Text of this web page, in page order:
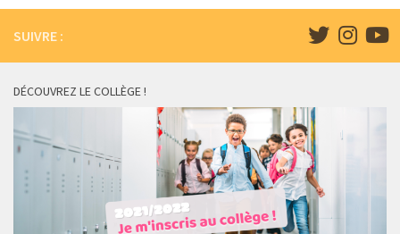
SUIVRE :
DÉCOUVREZ LE COLLÈGE !